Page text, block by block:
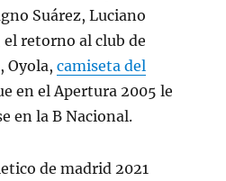
Suárez, Luciano
retorno al club de
Oyola,camiseta del
en el Apertura 2005 le
en la B Nacional.